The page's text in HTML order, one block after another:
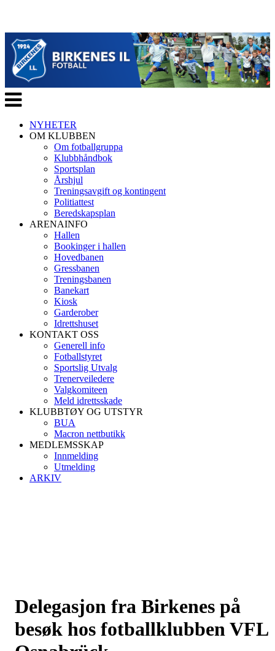
Veksle
navigasjon
NYHETER
OM KLUBBEN
Om fotballgruppa
Klubbhåndbok
Sportsplan
Årshjul
Treningsavgift og kontingent
Politiattest
Beredskapsplan
ARENAINFO
Hallen
Bookinger i hallen
Hovedbanen
Gressbanen
Treningsbanen
Banekart
Kiosk
Garderober
Idrettshuset
KONTAKT OSS
Generell info
Fotballstyret
Sportslig Utvalg
Trenerveiledere
Valgkomiteen
Meld idrettsskade
KLUBBTØY OG UTSTYR
BUA
Macron nettbutikk
MEDLEMSSKAP
Innmelding
Utmelding
ARKIV
Delegasjon fra Birkenes på
besøk hos fotballklubben VFL